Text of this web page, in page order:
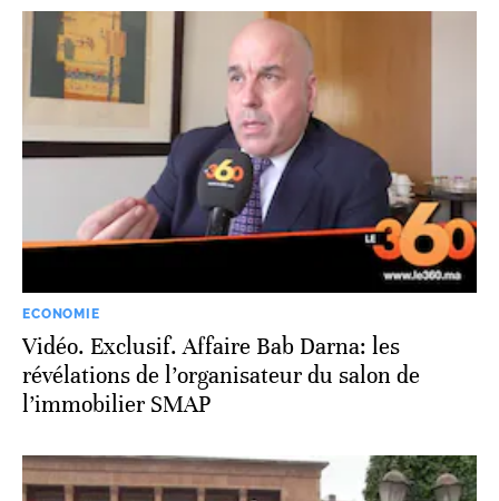
ECONOMIE
Vidéo. Exclusif. Affaire Bab Darna: les
révélations de l’organisateur du salon de
l’immobilier SMAP